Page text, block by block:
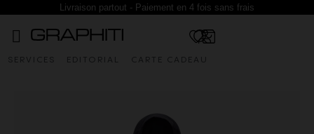
Livraison partout - Paiement en 4 fois sans frais
SERVICES EDITORIAL CARTE CADEAU